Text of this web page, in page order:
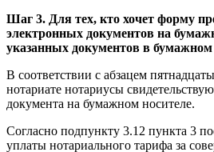
Шаг 3. Для тех, кто хочет форму
электронных документов на
указанных документов в бумажном
В соответствии с абзацем
нотариате нотариусы
документа на бумажном носителе.
Согласно подпункту 3.12 пункта 3
уплаты нотариального тарифа за